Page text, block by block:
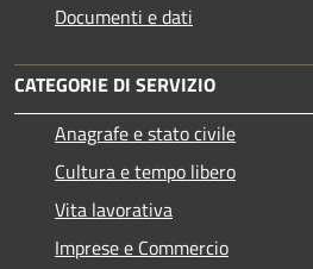
Documenti e dati
CATEGORIE DI SERVIZIO
Anagrafe e stato civile
Cultura e tempo libero
Vita lavorativa
Imprese e Commercio